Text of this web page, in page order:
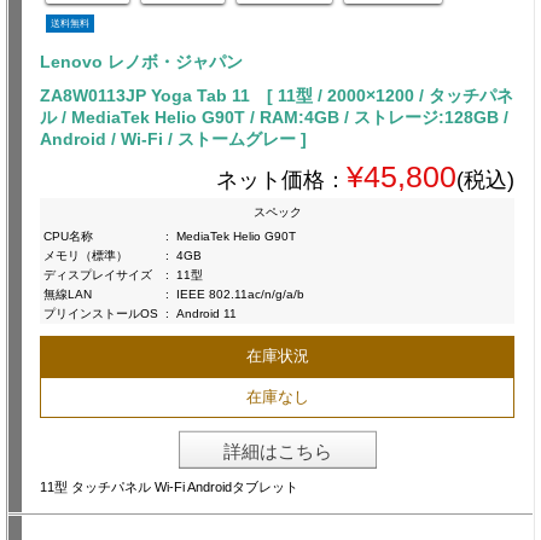
送料無料
Lenovo レノボ・ジャパン
ZA8W0113JP Yoga Tab 11 [ 11型 / 2000×1200 / タッチパネ
ル / MediaTek Helio G90T / RAM:4GB / ストレージ:128GB /
Android / Wi-Fi / ストームグレー ]
ネット価格： ¥45,800(税込)
スペック
CPU名称
:
MediaTek Helio G90T
メモリ（標準）
:
4GB
ディスプレイサイズ
:
11型
無線LAN
:
IEEE 802.11ac/n/g/a/b
プリインストールOS : Android 11
在庫状況
在庫なし
詳細はこちら
11型 タッチパネル Wi-Fi Androidタブレット